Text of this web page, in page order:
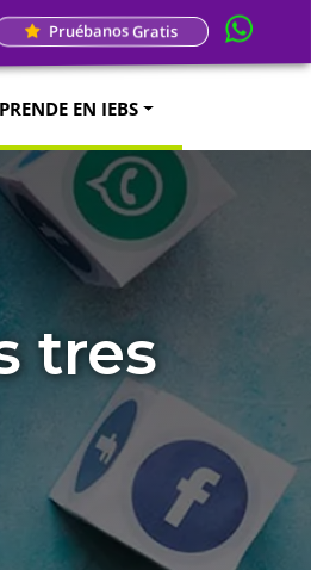
Pruébanos Gratis
EN IEBS
tres